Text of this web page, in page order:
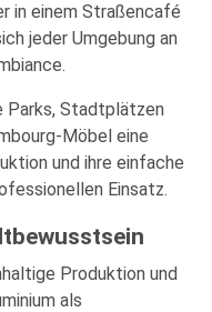
in einem Straßencafé
jeder Umgebung an
Parks, Stadtplätzen
Möbel eine
und ihre einfache
Einsatz.
Produktion und
als